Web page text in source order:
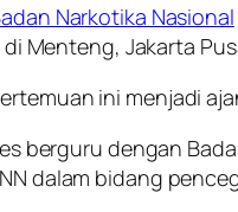
Narkotika Nasional
Menteng, Jakarta
ini menjadi
berguru dengan
dalam bidang